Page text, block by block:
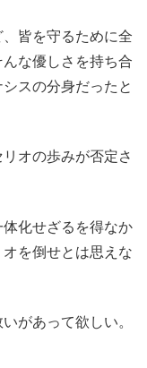
皆を守るために全
な優しさを持ち合
スの分身だったと
オの歩みが否定さ
化せざるを得なか
を倒せとは思えな
があって欲しい。